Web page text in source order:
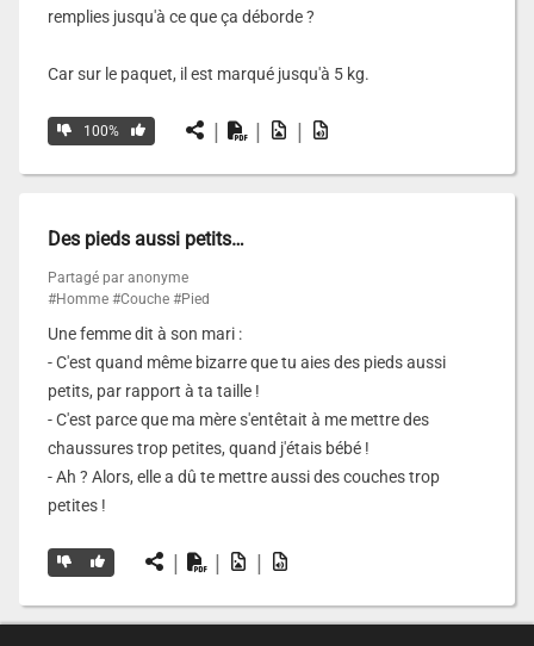
remplies jusqu'à ce que ça déborde ?
Car sur le paquet, il est marqué jusqu'à 5 kg.
100% | | |
Des pieds aussi petits…
Partagé par anonyme
#Homme #Couche #Pied
Une femme dit à son mari :
- C'est quand même bizarre que tu aies des pieds aussi
petits, par rapport à ta taille !
- C'est parce que ma mère s'entêtait à me mettre des
chaussures trop petites, quand j'étais bébé !
- Ah ? Alors, elle a dû te mettre aussi des couches trop
petites !
| | |